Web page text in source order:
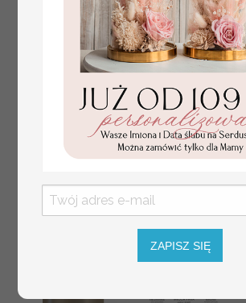
numerki na stół weselny
z tłoczonymi kwiatami,
eleganckie numerki na
stoły weselne, tłoczone
numerki na stół weselny,
weselnych tłoczone
10 PLN/
ZAPISZ SIĘ